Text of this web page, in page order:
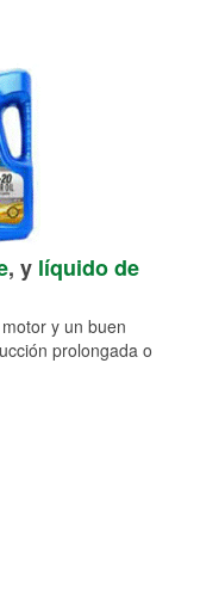
, y líquido de
y un buen
prolongada o